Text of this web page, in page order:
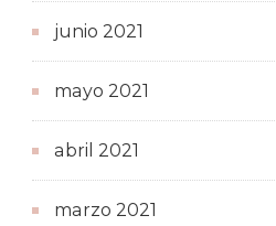
junio 2021
mayo 2021
abril 2021
marzo 2021